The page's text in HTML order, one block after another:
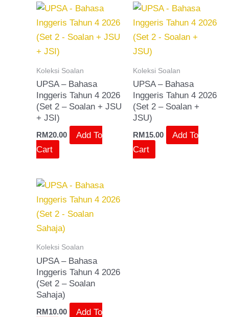
Koleksi Soalan
UPSA – Bahasa
Inggeris Tahun 4 2026
(Set 2 – Soalan + JSU
+ JSI)
RM20.00
Add To
Cart
Koleksi Soalan
UPSA – Bahasa
Inggeris Tahun 4 2026
(Set 2 – Soalan +
JSU)
RM15.00
Add To
Cart
Koleksi Soalan
UPSA – Bahasa
Inggeris Tahun 4 2026
(Set 2 – Soalan
Sahaja)
RM10.00
Add To